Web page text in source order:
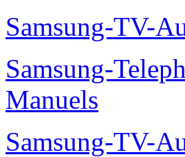
Samsung-TV-
Samsung-
Manuels
Samsung-TV-